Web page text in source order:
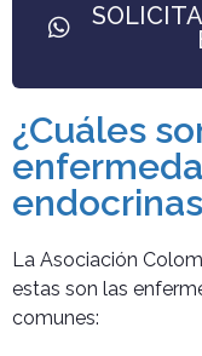
¿Cuáles
La Asociación
estas son las
comunes: